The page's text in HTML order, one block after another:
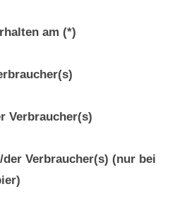
am (*)
Verbraucher(s)
Verbraucher(s) (nur bei